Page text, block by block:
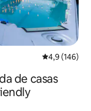
4,9 de uma
4,9 (146)
de casas